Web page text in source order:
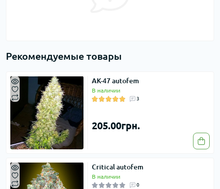
Рекомендуемые товары
AK-47 autofem
В наличии
3
205.00грн.
Critical autofem
В наличии
0